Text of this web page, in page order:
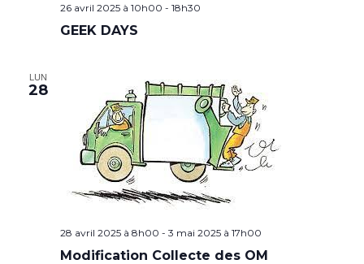
26 avril 2025 à 10h00 - 18h30
GEEK DAYS
LUN
28
28 avril 2025 à 8h00 - 3 mai 2025 à 17h00
Modification Collecte des OM